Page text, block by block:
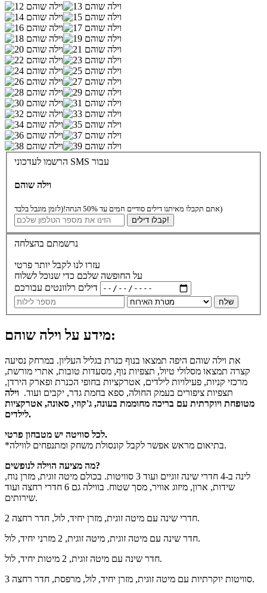
הרשמו לעדכוני SMS עבור
וילה שוהם
אתם תקבלו מאיתנו דילים סודיים חמים עד 50% הנחה!(לזמן מוגבל בלבד)
קבלו דילים!
נרשמתם בהצלחה
עזרו לנו לקבל יותר פרטי
על החופשה שלכם כדי שנוכל לשלוח
שלח
מידע על וילה שוהם:
את וילה שוהם היפה תמצאו בנוף כנרת בגליל העליון. במרחק נסיעה
קצרה תמצאו מסלולי טיול, תצפיות נוף, מסעדות טובות, אתרי מורשת,
מרכזי קניות, פעילויות לילדים, אטרקציות בחופי הכנרת ופארק הירדן,
תצפיות ציפורים בעמק החולה, ספא בחמת גדר, יקבים ועוד. וילה
מטופחת ויוקרתית עם בריכה מחוממת בעונה, ג'קוזי, סאונה, אטרקציות
לילדים.
לכל סוויטה יש מטבחון פרטי.
*בתיאום מראש אפשר לקבל קונסולת משחק ומתנפחים לווילה.
מה מציעה הוילה לנופשים?
לינה ב-4 חדרי שינה זוגיים ועוד 3 סוויטות. בכולם מיטה זוגית, מזרן נוח,
שידות, ארון, מיזוג אוויר, מסך שטוח. בווילה גם 6 חדרי רחצה ועוד
שירותים.
2 חדרי שינה עם מיטה זוגית, מזרן יחיד, לול, חדר רחצה.
חדר שינה עם מיטה זוגית, מיטה זוגית, 2 מזרני יחיד, לול.
חדר שינה עם מיטה זוגית, 2 מיטות יחיד, לול.
3 סוויטות יוקרתיות עם מיטה זוגית, מזרן יחיד, לול, מרפסת, חדר רחצה.